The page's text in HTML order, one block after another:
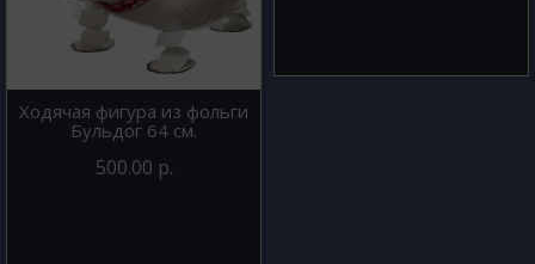
Ходячая фигура из фольги
Бульдог 64 см.
500.00 р.